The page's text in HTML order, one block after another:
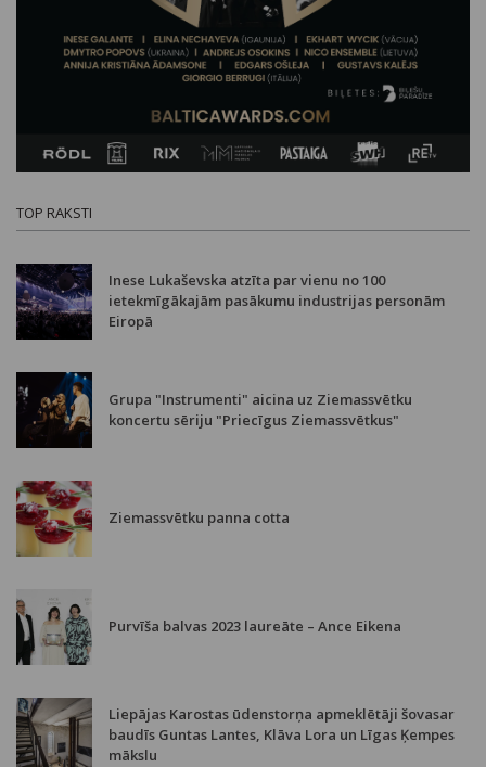
TOP RAKSTI
Inese Lukaševska atzīta par vienu no 100
ietekmīgākajām pasākumu industrijas personām
Eiropā
Grupa "Instrumenti" aicina uz Ziemassvētku
koncertu sēriju "Priecīgus Ziemassvētkus"
Ziemassvētku panna cotta
Purvīša balvas 2023 laureāte – Ance Eikena
Liepājas Karostas ūdenstorņa apmeklētāji šovasar
baudīs Guntas Lantes, Klāva Lora un Līgas Ķempes
mākslu